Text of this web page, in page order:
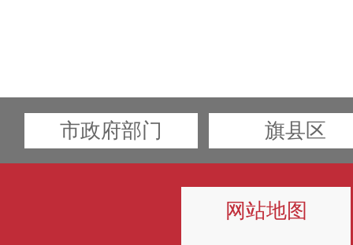
市政府部门 旗县区
网站地图